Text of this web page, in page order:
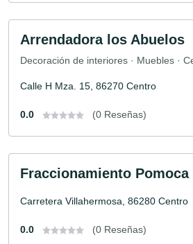
Arrendadora los Abuelos
Decoración de interiores · Muebles ·
Calle H Mza. 15, 86270 Centro
0.0 (0 Reseñas)
Fraccionamiento Pomoca
Carretera Villahermosa, 86280 Centro
0.0 (0 Reseñas)